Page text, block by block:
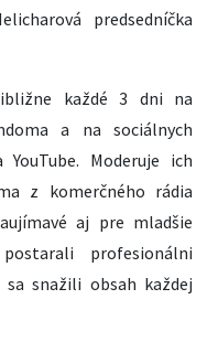
predsedníčka
každé 3 dni na
a na sociálnych
Moderuje ich
z komerčného rádia
aj pre mladšie
profesionálni
snažili obsah každej